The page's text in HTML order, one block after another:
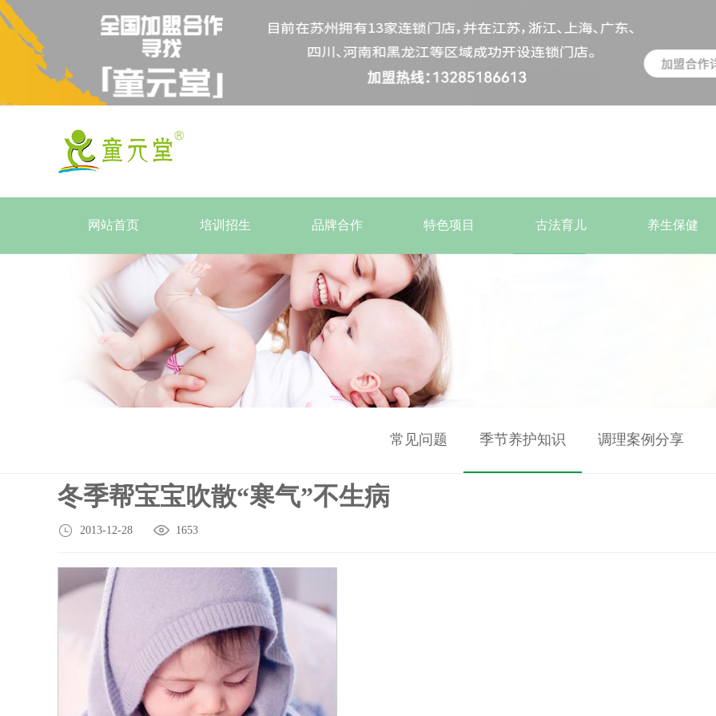
网站首页 培训招生 品牌合作 特色项目 古法育儿 养生保健
常见问题 季节养护知识 调理案例分享
冬季帮宝宝吹散“寒气”不生病
2013-12-28 1653